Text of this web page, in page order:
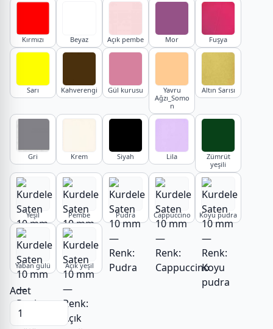
Kırmızı Beyaz Açık pembe Mor Fuşya
Sarı Kahverengi Gül kurusu
Yavru
Ağzı_Somo
n
Altın Sarısı
Gri Krem Siyah Lila
Zümrüt
yeşili
Yeşil Pembe Pudra Cappuccino Koyu pudra
Yaban gülü Açık yeşil
Adet